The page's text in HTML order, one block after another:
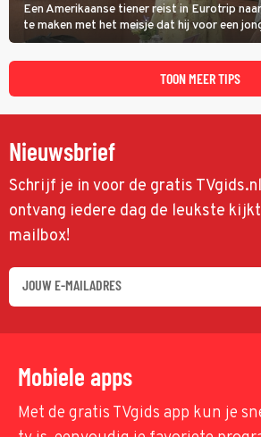
Een Amerikaanse tiener reist in Eurotrip
te maken met het meisje dat hij voor een
TOON MEER TIPS
Nieuwsbrief
Schrijf je in voor de gratis
ontvang iedere dag de leukste
mailbox!
Mobiele apps
Met de gratis TVgids app kun je